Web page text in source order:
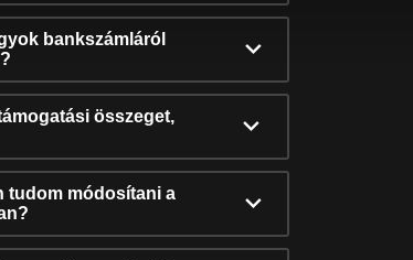
bankszámláról
összeget,
tudom módosítani a